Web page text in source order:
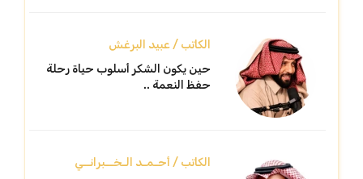
الكاتب / عبيد البرغش
حين يكون الشكر أسلوب حياة رحلة
حفظ النعمة ..
الكاتب / أحـمـد الـخــبرانــي